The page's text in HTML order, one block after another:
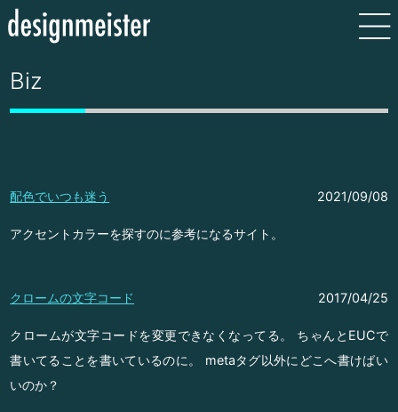
Biz
配色でいつも迷う 2021/09/08
アクセントカラーを探すのに参考になるサイト。
クロームの文字コード 2017/04/25
クロームが文字コードを変更できなくなってる。 ちゃんとEUCで
書いてることを書いているのに。 metaタグ以外にどこへ書けばい
いのか？